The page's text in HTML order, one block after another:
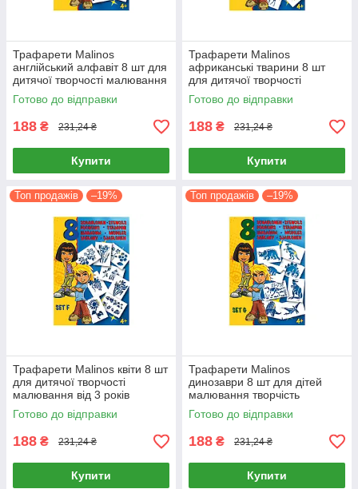
Трафарети Malinos
англійський алфавіт 8 шт для
дитячої творчості малювання
від 3 років
Готово до відправки
188 ₴ 231,24 ₴
Купити
Трафарети Malinos
африканські тварини 8 шт
для дитячої творчості
малювання від 3 років
Готово до відправки
188 ₴ 231,24 ₴
Купити
Топ продажів –19%
Трафарети Malinos квіти 8 шт
для дитячої творчості
малювання від 3 років
Готово до відправки
188 ₴ 231,24 ₴
Купити
Топ продажів –19%
Трафарети Malinos
динозаври 8 шт для дітей
малювання творчість
Готово до відправки
188 ₴ 231,24 ₴
Купити